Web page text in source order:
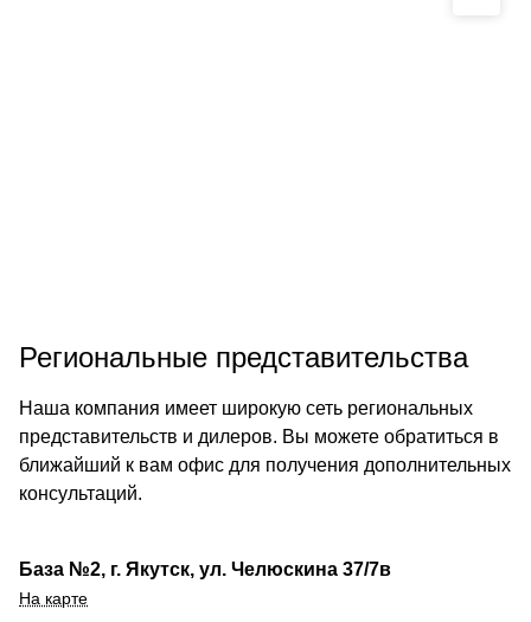
Региональные представительства
Наша компания имеет широкую сеть региональных
представительств и дилеров. Вы можете обратиться в
ближайший к вам офис для получения дополнительных
консультаций.
База №2, г. Якутск, ул. Челюскина 37/7в
На карте